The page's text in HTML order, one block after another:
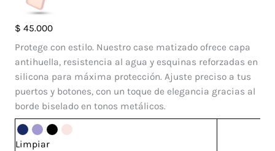
$ 45.000
Protege con estilo. Nuestro case matizado ofrece capa
antihuella, resistencia al agua y esquinas reforzadas en
silicona para máxima protección. Ajuste preciso a tus
puertos y botones, con un toque de elegancia gracias al
borde biselado en tonos metálicos.
Limpiar
Case
Francia
Iphone
11
Max
cantidad